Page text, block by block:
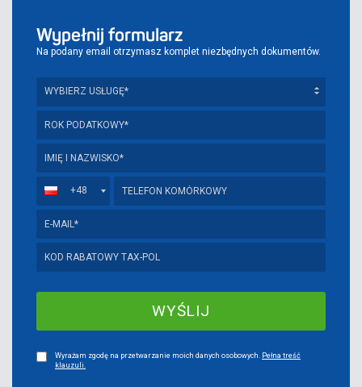
Wypełnij formularz
Na podany email otrzymasz komplet niezbędnych dokumentów.
+48
Wyrażam zgodę na przetwarzanie moich danych osobowych. Pełna treść
klauzuli.